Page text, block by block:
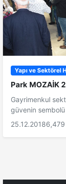
Yapı ve Sektörel
Park MOZAİK
Gayrimenkul
güvenin sembolü
25.12.2018